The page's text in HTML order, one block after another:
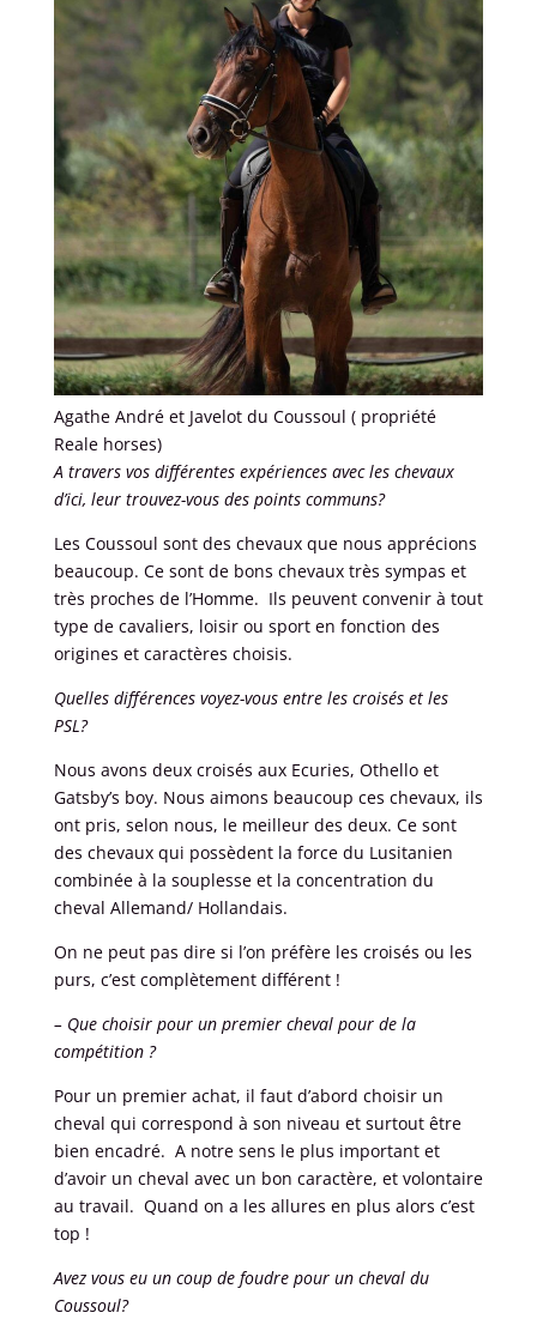
Agathe André et Javelot du Coussoul ( propriété
Reale horses)
A travers vos différentes expériences avec les chevaux
d’ici, leur trouvez-vous des points communs?
Les Coussoul sont des chevaux que nous apprécions
beaucoup. Ce sont de bons chevaux très sympas et
très proches de l’Homme. Ils peuvent convenir à tout
type de cavaliers, loisir ou sport en fonction des
origines et caractères choisis.
Quelles différences voyez-vous entre les croisés et les
PSL?
Nous avons deux croisés aux Ecuries, Othello et
Gatsby’s boy. Nous aimons beaucoup ces chevaux, ils
ont pris, selon nous, le meilleur des deux. Ce sont
des chevaux qui possèdent la force du Lusitanien
combinée à la souplesse et la concentration du
cheval Allemand/ Hollandais.
On ne peut pas dire si l’on préfère les croisés ou les
purs, c’est complètement différent !
– Que choisir pour un premier cheval pour de la
compétition ?
Pour un premier achat, il faut d’abord choisir un
cheval qui correspond à son niveau et surtout être
bien encadré. A notre sens le plus important et
d’avoir un cheval avec un bon caractère, et volontaire
au travail. Quand on a les allures en plus alors c’est
top !
Avez vous eu un coup de foudre pour un cheval du
Coussoul?